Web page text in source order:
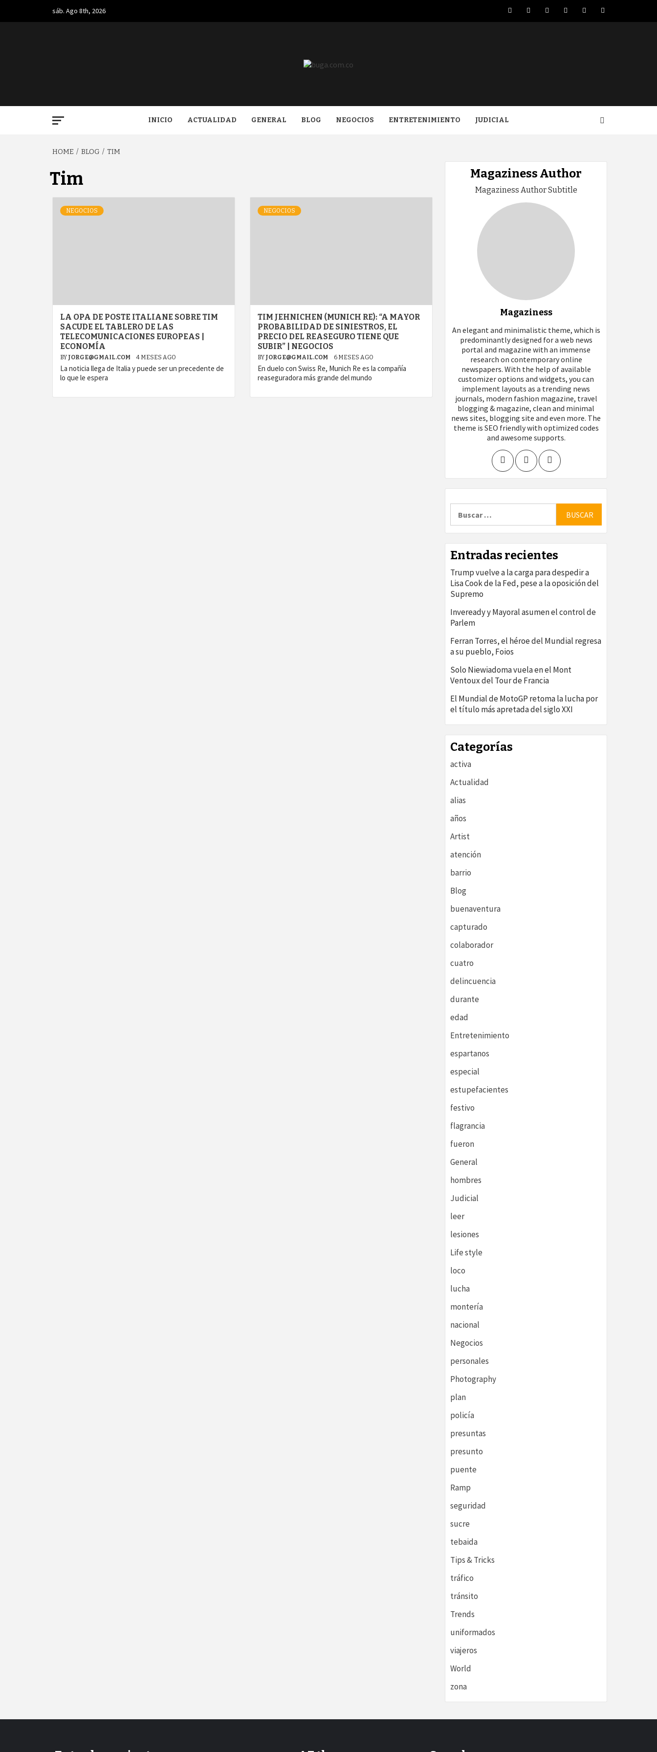
content
sáb. Ago 8th, 2026 FacebookTwitterLinkedIn
VK YouTubeInstagram
BUGA.COM.CO
INICIO ACTUALIDAD GENERAL BLOG NEGOCIOS ENTRETENIMIENTO JUDICIAL
HOME BLOG TIM
Tim
NEGOCIOS
LA OPA DE POSTE ITALIANE SOBRE TIM
SACUDE EL TABLERO DE LAS
TELECOMUNICACIONES EUROPEAS |
ECONOMÍA
BY JORGE@GMAIL.COM 4 MESES AGO
La noticia llega de Italia y puede ser un precedente de
lo que le espera
NEGOCIOS
TIM JEHNICHEN (MUNICH RE): “A MAYOR
PROBABILIDAD DE SINIESTROS, EL
PRECIO DEL REASEGURO TIENE QUE
SUBIR” | NEGOCIOS
BY JORGE@GMAIL.COM 6 MESES AGO
En duelo con Swiss Re, Munich Re es la compañía
reaseguradora más grande del mundo
Magaziness Author
Magaziness Author Subtitle
Magaziness
An elegant and minimalistic theme, which is
predominantly designed for a web news
portal and magazine with an immense
research on contemporary online
newspapers. With the help of available
customizer options and widgets, you can
implement layouts as a trending news
journals, modern fashion magazine, travel
blogging & magazine, clean and minimal
news sites, blogging site and even more. The
theme is SEO friendly with optimized codes
and awesome supports.
Entradas recientes
Trump vuelve a la carga para despedir a
Lisa Cook de la Fed, pese a la oposición del
Supremo
Inveready y Mayoral asumen el control de
Parlem
Ferran Torres, el héroe del Mundial regresa
a su pueblo, Foios
Solo Niewiadoma vuela en el Mont
Ventoux del Tour de Francia
El Mundial de MotoGP retoma la lucha por
el título más apretada del siglo XXI
Categorías
activa
Actualidad
alias
años
Artist
atención
barrio
Blog
buenaventura
capturado
colaborador
cuatro
delincuencia
durante
edad
Entretenimiento
espartanos
especial
estupefacientes
festivo
flagrancia
fueron
General
hombres
Judicial
leer
lesiones
Life style
loco
lucha
montería
nacional
Negocios
personales
Photography
plan
policía
presuntas
presunto
puente
Ramp
seguridad
sucre
tebaida
Tips & Tricks
tráfico
tránsito
Trends
uniformados
viajeros
World
zona